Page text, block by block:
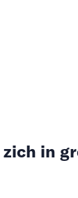
in